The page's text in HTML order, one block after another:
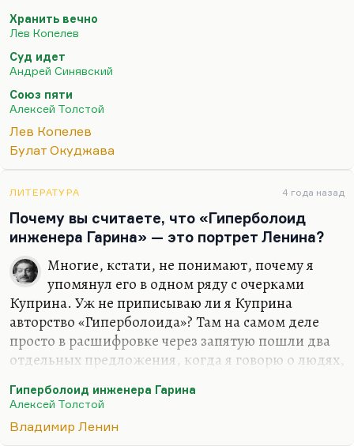
дело молодых коммунистов, которое в 1949 году
тайного общества Анатолия Жигулина, из
которого, кажется, он один выжил (в «Черных
камнях» оно описано). Молодежь
сказать. Страх — интересная такая штука. Страх
приходит тогда, когда все-таки ещё зажим не
шанс. А вот когда…
Хранить вечно
Лев Копелев
Суд идет
Андрей Синявский
Союз пяти
Алексей Толстой
Лев Копелев
Булат Окуджава
ЛИТЕРАТУРА 4 года назад
Почему вы считаете, что «Гиперболоид
инженера Гарина» — это портрет Ленина?
Многие, кстати, не понимают, почему я
упомянул его в одном ряду с очерками
Куприна. Уж не приписываю ли я Куприна
авторство «Гиперболоида»? Там на самом деле
просто в расшифровке через запятую пошли два
отдельных предложения, когда я говорю о людях,
Алданова понимали, а разобрались в Ленине
малообразованные в общем, но очень точные и
Гиперболоид инженера Гарина
Алексей Толстой
Владимир Ленин